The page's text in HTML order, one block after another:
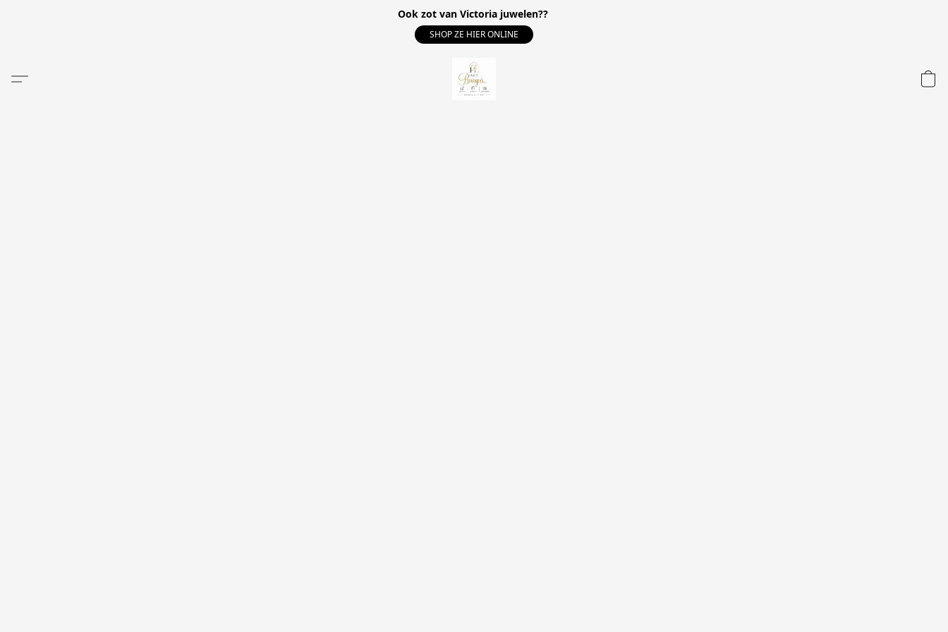
Ook zot van Victoria juwelen??
SHOP ZE HIER ONLINE